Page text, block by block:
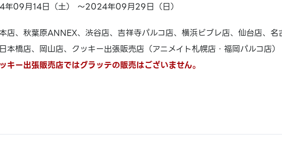
09月14日（土） ～2024年09月29日（日）
店、秋葉原ANNEX、渋谷店、吉祥寺パルコ店、横浜ビブレ店、仙台店、名
本橋店、岡山店、クッキー出張販売店（アニメイト札幌店・福岡パルコ店）
キー出張販売店ではグラッテの販売はございません。